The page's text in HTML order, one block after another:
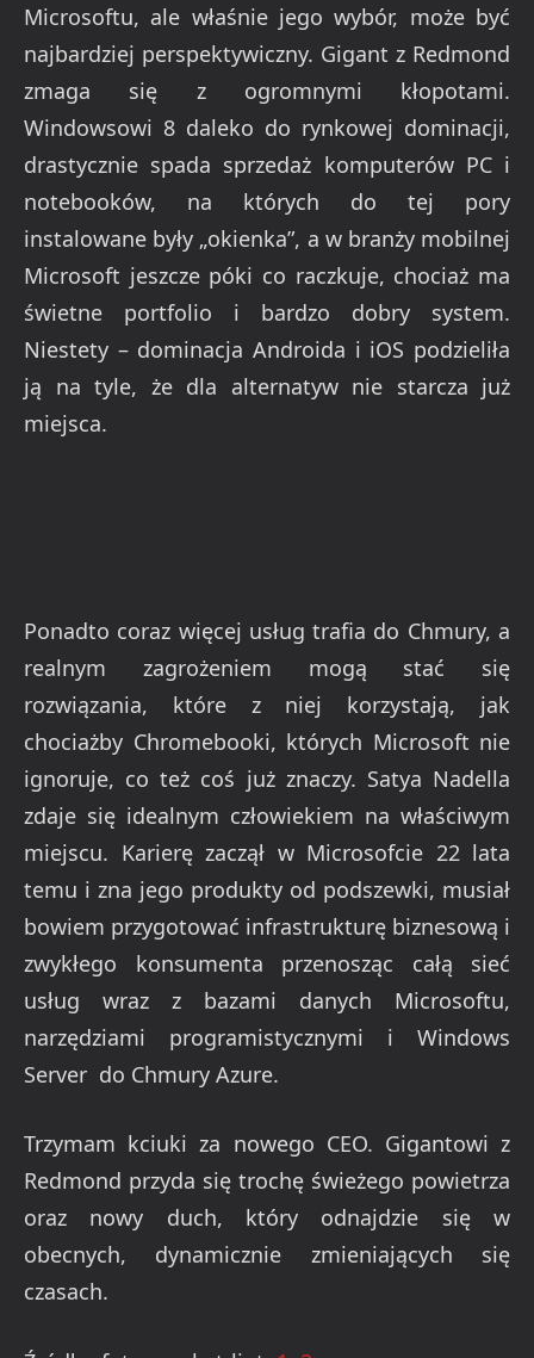
Microsoftu, ale właśnie jego wybór, może być
najbardziej perspektywiczny. Gigant z Redmond
zmaga się z ogromnymi kłopotami.
Windowsowi 8 daleko do rynkowej dominacji,
drastycznie spada sprzedaż komputerów PC i
notebooków, na których do tej pory
instalowane były „okienka”, a w branży mobilnej
Microsoft jeszcze póki co raczkuje, chociaż ma
świetne portfolio i bardzo dobry system.
Niestety – dominacja Androida i iOS podzieliła
ją na tyle, że dla alternatyw nie starcza już
miejsca.
Ponadto coraz więcej usług trafia do Chmury, a
realnym zagrożeniem mogą stać się
rozwiązania, które z niej korzystają, jak
chociażby Chromebooki, których Microsoft nie
ignoruje, co też coś już znaczy. Satya Nadella
zdaje się idealnym człowiekiem na właściwym
miejscu. Karierę zaczął w Microsofcie 22 lata
temu i zna jego produkty od podszewki, musiał
bowiem przygotować infrastrukturę biznesową i
zwykłego konsumenta przenosząc całą sieć
usług wraz z bazami danych Microsoftu,
narzędziami programistycznymi i Windows
Server do Chmury Azure.
Trzymam kciuki za nowego CEO. Gigantowi z
Redmond przyda się trochę świeżego powietrza
oraz nowy duch, który odnajdzie się w
obecnych, dynamicznie zmieniających się
czasach.